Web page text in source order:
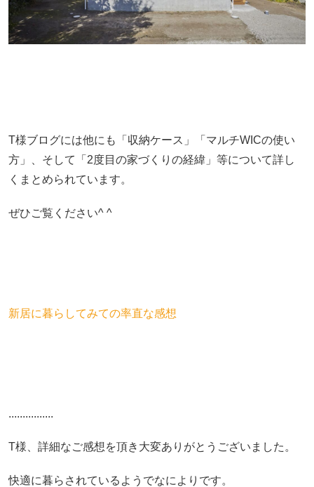
T様ブログには他にも「収納ケース」「マルチWICの使い
方」、そして「2度目の家づくりの経緯」等について詳し
くまとめられています。
ぜひご覧ください^ ^
新居に暮らしてみての率直な感想
................
T様、詳細なご感想を頂き大変ありがとうございました。
快適に暮らされているようでなによりです。